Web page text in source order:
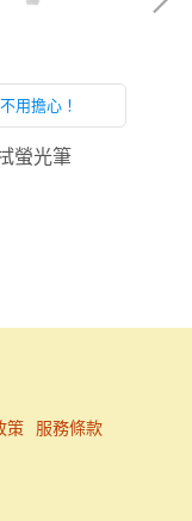
用擔心！
螢光筆
策
服務條款